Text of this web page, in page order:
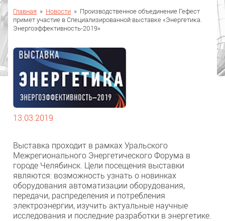
Главная » Новости » Производственное объединение Гефест
примет участие в Специализированной выставке «Энергетика.
Энергоэффективность-2019»
13.03.2019
Выставка проходит в рамках Уральского
Межрегионального Энергетического Форума в
городе Челябинск. Цели посещения выставки
являются: возможность узнать о новинках
оборудования автоматизации оборудования,
передачи, распределения и потребления
электроэнергии, изучить актуальные научные
исследования и последние разработки в энергетике.